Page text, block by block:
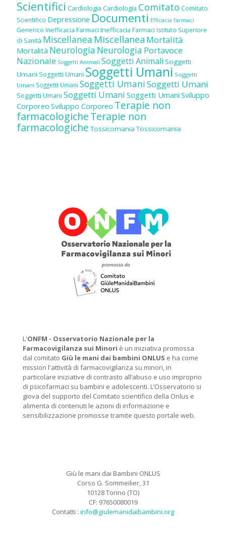
Scientifici Cardiologia Cardiologia Comitato Comitato
Scientifico Depressione Documenti Efficacia farmaci
Generico Inefficacia Farmaci Inefficacia Farmaci Istituto Superiore
di Sanità Miscellanea Miscellanea Mortalità
Mortalità Neurologia Neurologia Portavoce
Nazionale Soggetti Animali Soggetti Animali Soggetti
Umani Soggetti Umani Soggetti Umani Soggetti
Umani Soggetti Umani Soggetti UmaniSoggetti Umani
Soggetti Umani Soggetti Umani Soggetti Umani Sviluppo
Corporeo Sviluppo Corporeo Terapie non
farmacologicheTerapie non
farmacologiche Tossicomania Tossicomania
L'ONFM - Osservatorio Nazionale per la
Farmacovigilanza sui Minori è un iniziativa promossa
dal comitato Giù le mani dai bambini ONLUS e ha come
mission l'attività di farmacovigilanza su minori, in
particolare iniziative di contrasto all’abuso e uso improprio
di psicofarmaci su bambini e adolescenti. L’Osservatorio si
giova del supporto del Comitato scientifico della Onlus e
alimenta di contenuti le azioni di informazione e
sensibilizzazione promosse tramite questo portale web.
Giù le mani dai Bambini ONLUS
Corso G. Sommeilier, 31
10128 Torino (TO)
CF: 97650080019
Contatti : info@giulemanidaibambini.org